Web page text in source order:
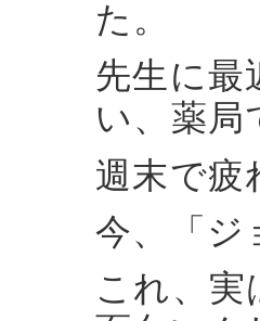
た。
先生に
い、薬
週末で
今、「ジ
これ、